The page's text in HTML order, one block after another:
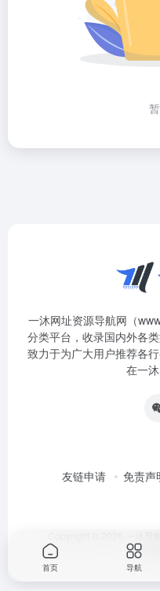
一沐网址资源导航网（
分类平台，收录国内外各
致力于为广大用户推荐各
在一沐
友链申请 免责声
首页 导航